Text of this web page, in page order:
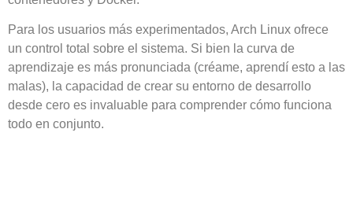
Para los usuarios más experimentados, Arch Linux ofrece
un control total sobre el sistema. Si bien la curva de
aprendizaje es más pronunciada (créame, aprendí esto a las
malas), la capacidad de crear su entorno de desarrollo
desde cero es invaluable para comprender cómo funciona
todo en conjunto.